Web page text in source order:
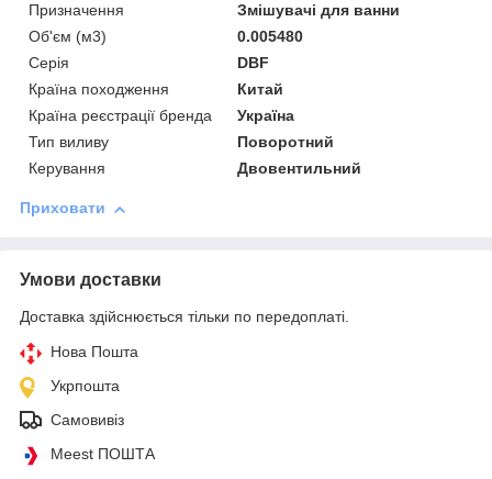
Призначення
Змішувачі для ванни
Об'єм (м3)
0.005480
Серія
DBF
Країна походження
Китай
Країна реєстрації бренда
Україна
Тип виливу
Поворотний
Керування
Двовентильний
Приховати
Умови доставки
Доставка здійснюється тільки по передоплаті.
Нова Пошта
Укрпошта
Самовивіз
Meest ПОШТА